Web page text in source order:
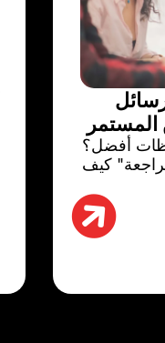
المستمر
أفضل؟
كيف